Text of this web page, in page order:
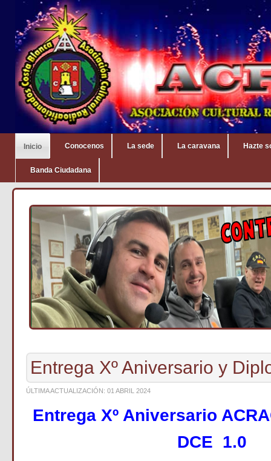
Inicio Conocenos La sede La caravana Hazte
Banda Ciudadana
Entrega Xº Aniversario y
ÚLTIMA ACTUALIZACIÓN: 01 ABRIL 2024
Entrega Xº Aniversario
DCE 1.0